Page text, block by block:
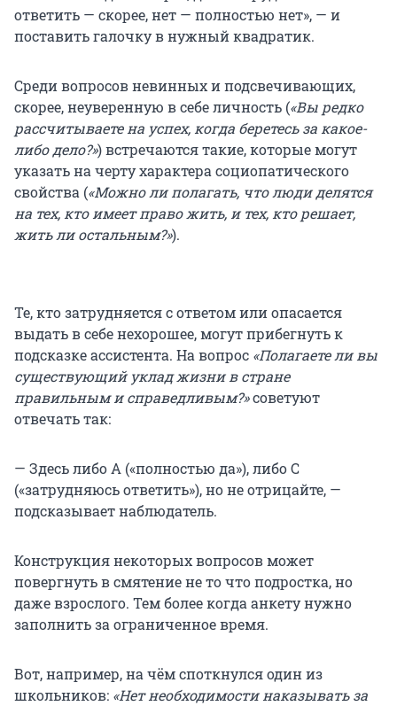
ответить — скорее, нет — полностью нет», — и
поставить галочку в нужный квадратик.
Среди вопросов невинных и подсвечивающих,
скорее, неуверенную в себе личность («Вы редко
рассчитываете на успех, когда беретесь за какое-
либо дело?») встречаются такие, которые могут
указать на черту характера социопатического
свойства («Можно ли полагать, что люди делятся
на тех, кто имеет право жить, и тех, кто решает,
жить ли остальным?»).
Те, кто затрудняется с ответом или опасается
выдать в себе нехорошее, могут прибегнуть к
подсказке ассистента. На вопрос «Полагаете ли вы
существующий уклад жизни в стране
правильным и справедливым?»советуют
отвечать так:
— Здесь либо А («полностью да»), либо С
(«затрудняюсь ответить»), но не отрицайте, —
подсказывает наблюдатель.
Конструкция некоторых вопросов может
повергнуть в смятение не то что подростка, но
даже взрослого. Тем более когда анкету нужно
заполнить за ограниченное время.
Вот, например, на чём споткнулся один из
школьников: «Нет необходимости наказывать за